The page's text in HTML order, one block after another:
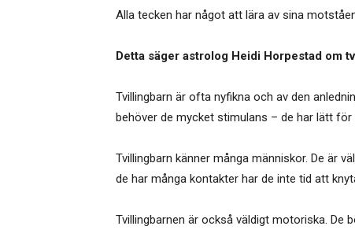
Alla tecken har något att lära av sina
Detta säger astrolog Heidi Horpestad om
Tvillingbarn är ofta nyfikna och av den
behöver de mycket stimulans – de har lätt för
Tvillingbarn känner många människor. De är
de har många kontakter har de inte tid att
Tvillingbarnen är också väldigt motoriska.